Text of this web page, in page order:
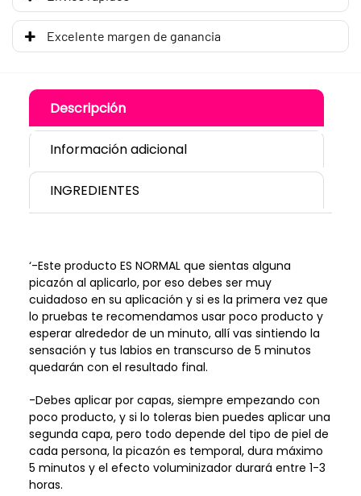
Excelente margen de ganancia
Descripción
Información adicional
INGREDIENTES
‘-Este producto ES NORMAL que sientas alguna
picazón al aplicarlo, por eso debes ser muy
cuidadoso en su aplicación y si es la primera vez que
lo pruebas te recomendamos usar poco producto y
esperar alrededor de un minuto, allí vas sintiendo la
sensación y tus labios en transcurso de 5 minutos
quedarán con el resultado final.
-Debes aplicar por capas, siempre empezando con
poco producto, y si lo toleras bien puedes aplicar una
segunda capa, pero todo depende del tipo de piel de
cada persona, la picazón es temporal, dura máximo
5 minutos y el efecto voluminizador durará entre 1-3
horas.